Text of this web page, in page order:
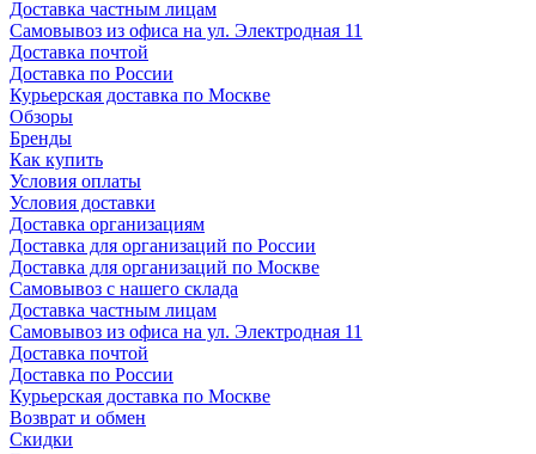
Доставка частным лицам
Самовывоз из офиса на ул. Электродная 11
Доставка почтой
Доставка по России
Курьерская доставка по Москве
Обзоры
Бренды
Как купить
Условия оплаты
Условия доставки
Доставка организациям
Доставка для организаций по России
Доставка для организаций по Москве
Самовывоз с нашего склада
Доставка частным лицам
Самовывоз из офиса на ул. Электродная 11
Доставка почтой
Доставка по России
Курьерская доставка по Москве
Возврат и обмен
Скидки